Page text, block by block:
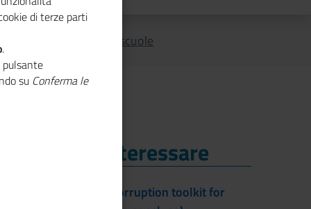
economica per le scuole
Potrebbe Interessare
ACTs - Anti-Corruption toolkit for
di terze parti
.
pulsante
su Conferma le